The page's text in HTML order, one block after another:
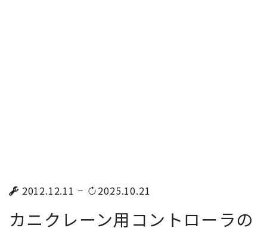
2012.12.11 2025.10.21
カニクレーン用コントローラの